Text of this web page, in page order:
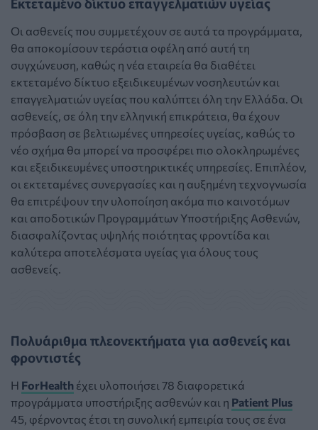
Οι ασθενείς που συμμετέχουν σε αυτά τα προγράμματα,
θα αποκομίσουν τεράστια οφέλη από αυτή τη
συγχώνευση, καθώς η νέα εταιρεία θα διαθέτει
εκτεταμένο δίκτυο εξειδικευμένων νοσηλευτών και
επαγγελματιών υγείας που καλύπτει όλη την Ελλάδα. Οι
ασθενείς, σε όλη την ελληνική επικράτεια, θα έχουν
πρόσβαση σε βελτιωμένες υπηρεσίες υγείας, καθώς το
νέο σχήμα θα μπορεί να προσφέρει πιο ολοκληρωμένες
και εξειδικευμένες υποστηρικτικές υπηρεσίες. Επιπλέον,
οι εκτεταμένες συνεργασίες και η αυξημένη τεχνογνωσία
θα επιτρέψουν την υλοποίηση ακόμα πιο καινοτόμων
και αποδοτικών Προγραμμάτων Υποστήριξης Ασθενών,
διασφαλίζοντας υψηλής ποιότητας φροντίδα και
καλύτερα αποτελέσματα υγείας για όλους τους
ασθενείς.
Πολυάριθμα πλεονεκτήματα για ασθενείς και
φροντιστές
Η ForHealth έχει υλοποιήσει 78 διαφορετικά
προγράμματα υποστήριξης ασθενών και η Patient Plus
45, φέρνοντας έτσι τη συνολική εμπειρία τους σε ένα